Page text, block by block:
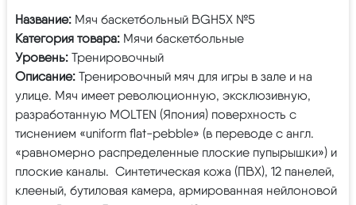
Название: Мяч баскетбольный BGH5X №5
Категория товара: Мячи баскетбольные
Уровень: Тренировочный
Описание: Тренировочный мяч для игры в зале и на
улице. Мяч имеет революционную, эксклюзивную,
разработанную MOLTEN (Япония) поверхность с
тиснением «uniform flat-pebble» (в переводе с англ.
«равномерно распределенные плоские пупырышки») и
плоские каналы. Синтетическая кожа (ПВХ), 12 панелей,
клееный, бутиловая камера, армированная нейлоновой